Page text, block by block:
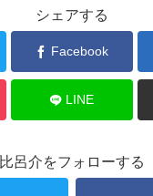
シェアする
Facebook
LINE
比呂介をフォローする